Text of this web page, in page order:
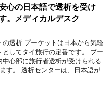
心の日本語で透析を受け
。メディカルデスク
の透析 プーケットは日本から気軽
としてタイ旅行の定番です。 プー
中心部に旅行者透析が受けられる
す。 透析センターは、日本語が